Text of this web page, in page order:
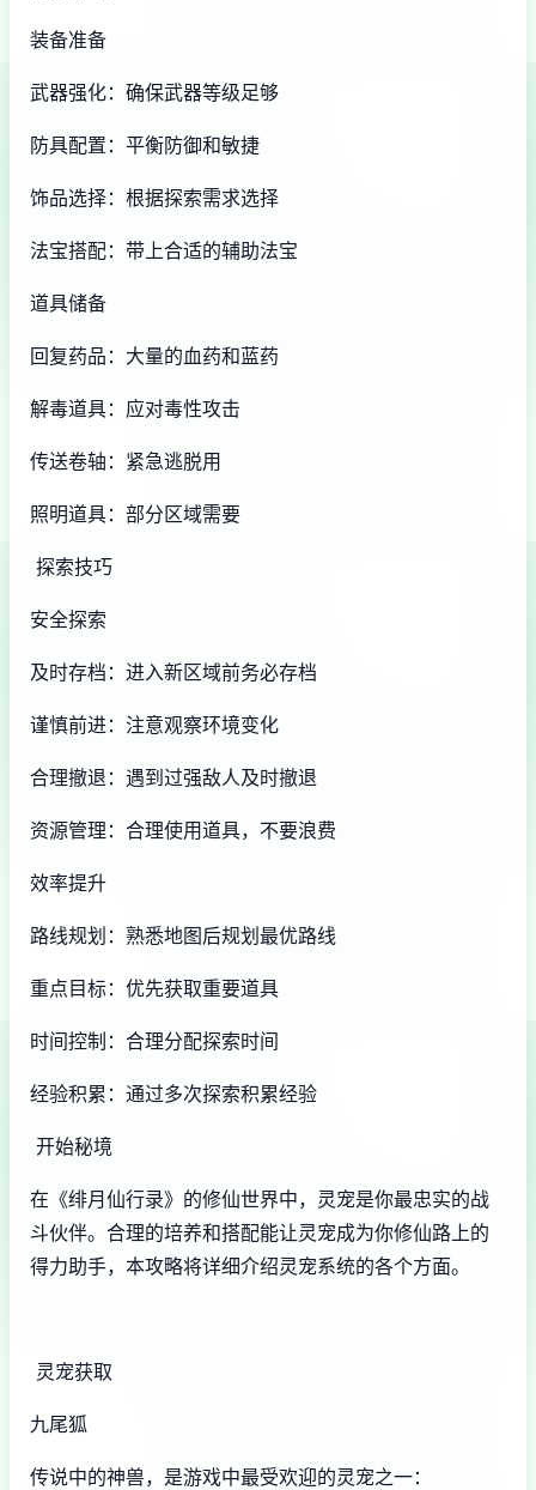
装备准备
武器强化：确保武器等级足够
防具配置：平衡防御和敏捷
饰品选择：根据探索需求选择
法宝搭配：带上合适的辅助法宝
道具储备
回复药品：大量的血药和蓝药
解毒道具：应对毒性攻击
传送卷轴：紧急逃脱用
照明道具：部分区域需要
探索技巧
安全探索
及时存档：进入新区域前务必存档
谨慎前进：注意观察环境变化
合理撤退：遇到过强敌人及时撤退
资源管理：合理使用道具，不要浪费
效率提升
路线规划：熟悉地图后规划最优路线
重点目标：优先获取重要道具
时间控制：合理分配探索时间
经验积累：通过多次探索积累经验
开始秘境
在《绯月仙行录》的修仙世界中，灵宠是你最忠实的战
斗伙伴。合理的培养和搭配能让灵宠成为你修仙路上的
得力助手，本攻略将详细介绍灵宠系统的各个方面。
灵宠获取
九尾狐
传说中的神兽，是游戏中最受欢迎的灵宠之一：